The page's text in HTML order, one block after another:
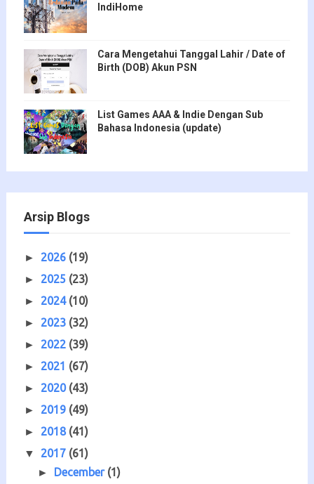
IndiHome
Cara Mengetahui Tanggal Lahir / Date of
Birth (DOB) Akun PSN
List Games AAA & Indie Dengan Sub
Bahasa Indonesia (update)
Arsip Blogs
► 2026 (19)
► 2025 (23)
► 2024 (10)
► 2023 (32)
► 2022 (39)
► 2021 (67)
► 2020 (43)
► 2019 (49)
► 2018 (41)
▼ 2017 (61)
► December (1)